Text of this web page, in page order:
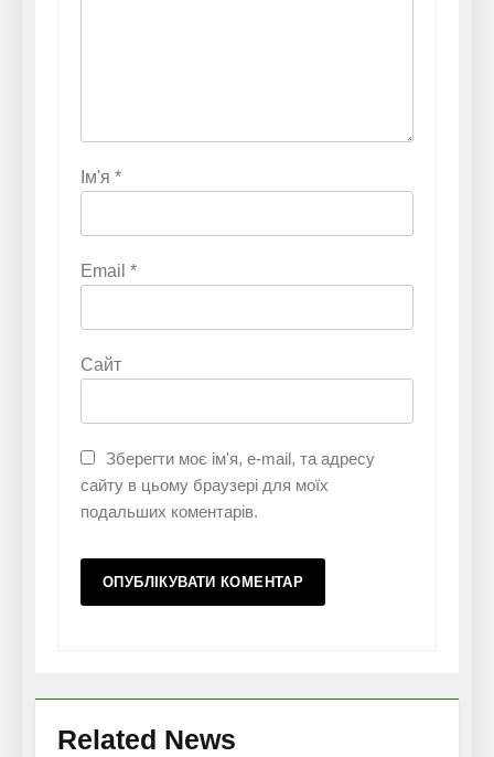
Ім'я *
Email *
Сайт
Зберегти моє ім'я, e-mail, та адресу
сайту в цьому браузері для моїх
подальших коментарів.
Related News